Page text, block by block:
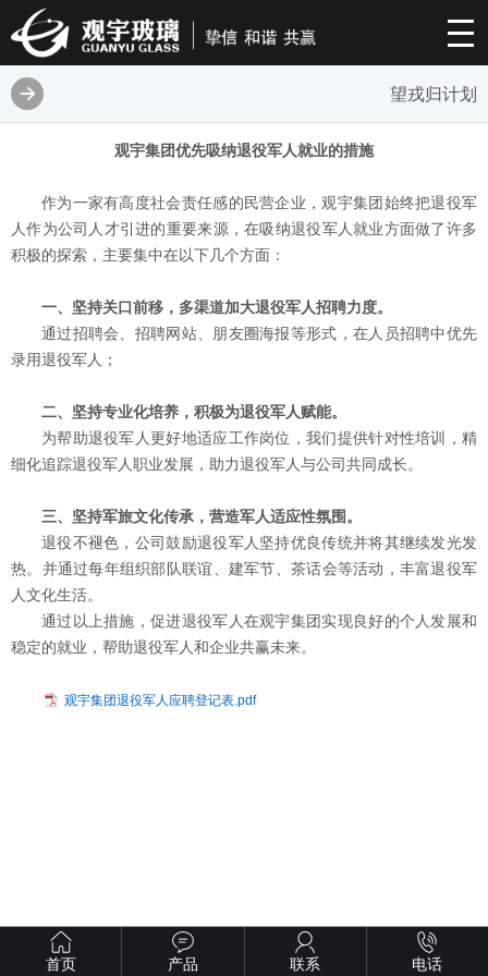
望戎归计划
观宇集团优先吸纳退役军人就业的措施
作为一家有高度社会责任感的民营企业，观宇集团始终把退役军
人作为公司人才引进的重要来源，在吸纳退役军人就业方面做了许多
积极的探索，主要集中在以下几个方面：
一、坚持关口前移，多渠道加大退役军人招聘力度。
通过招聘会、招聘网站、朋友圈海报等形式，在人员招聘中优先
录用退役军人；
二、坚持专业化培养，积极为退役军人赋能。
为帮助退役军人更好地适应工作岗位，我们提供针对性培训，精
细化追踪退役军人职业发展，助力退役军人与公司共同成长。
三、坚持军旅文化传承，营造军人适应性氛围。
退役不褪色，公司鼓励退役军人坚持优良传统并将其继续发光发
热。并通过每年组织部队联谊、建军节、茶话会等活动，丰富退役军
人文化生活。
通过以上措施，促进退役军人在观宇集团实现良好的个人发展和
稳定的就业，帮助退役军人和企业共赢未来。
观宇集团退役军人应聘登记表.pdf
首页 产品 联系 电话